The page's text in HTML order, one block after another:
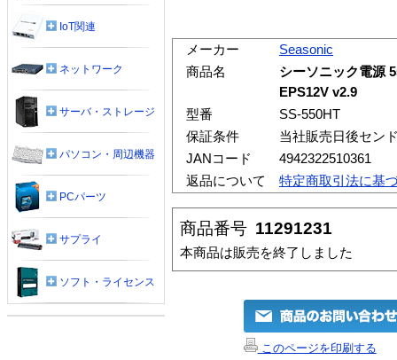
メーカー
Seasonic
商品名
シーソニック電源
EPS12V v2.9
型番
SS-550HT
保証条件
当社販売日後セン
JANコード
4942322510361
返品について
特定商取引法に基
商品番号 11291231
本商品は販売を終了しました
このページを印刷する
IoT関連
ネットワーク
サーバ・ストレージ
パソコン・周辺機器
PCパーツ
サプライ
ソフト・ライセンス